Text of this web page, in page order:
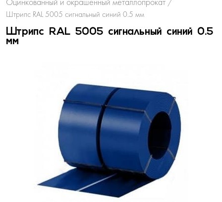
/
Штрипс RAL 5005 сигнальный синий 0.5 мм
Штрипс RAL 5005 сигнальный синий 0.5
мм